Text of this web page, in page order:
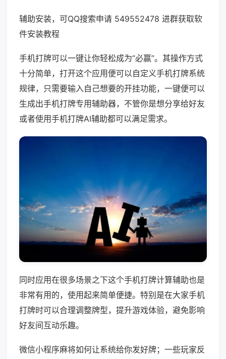
辅助安装，可QQ搜索申请 549552478 进群获取软
件安装教程
手机打牌可以一键让你轻松成为“必赢”。其操作方式
十分简单，打开这个应用便可以自定义手机打牌系统
规律，只需要输入自己想要的开挂功能，一键便可以
生成出手机打牌专用辅助器，不管你是想分享给好友
或者使用手机打牌AI辅助都可以满足需求。
同时应用在很多场景之下这个手机打牌计算辅助也是
非常有用的，使用起来简单便捷。特别是在大家手机
打牌时可以合理调整牌型，提升游戏体验，避免影响
好友间互动乐趣。
微信小程序麻将如何让系统给你发好牌；一些玩家反